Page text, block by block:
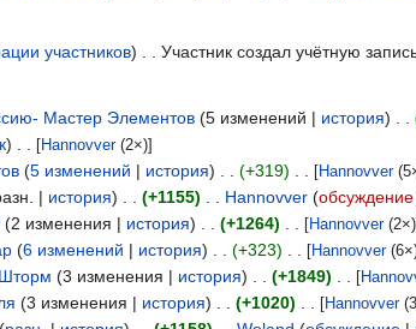
участников Участник создал учётную
Мастер Элементов 5 изменений история
) [Hannovver(2×)]
5 изменений история +319 [Hannovver
история +1155 Hannovver обсуждение
2 изменения история +1264 [Hannovver
6 изменений история +323 [Hannovver
3 изменения история +1849 [
3 изменения история +1020 [Hannovver